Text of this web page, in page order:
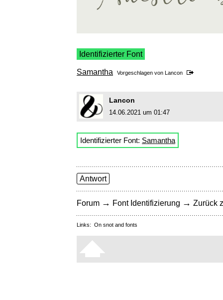
Identifizierter Font
Samantha Vorgeschlagen von Lancon
Lancon
14.06.2021 um 01:47
Identifizierter Font: Samantha
Antwort
Forum → Font Identifizierung → Zurück
Links: On snot and fonts